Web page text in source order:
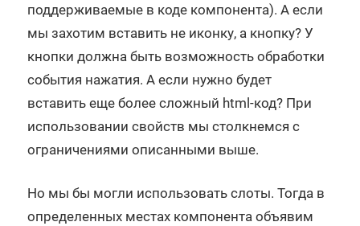
поддерживаемые в коде компонента). А если
мы захотим вставить не иконку, а кнопку? У
кнопки должна быть возможность обработки
события нажатия. А если нужно будет
вставить еще более сложный html-код? При
использовании свойств мы столкнемся с
ограничениями описанными выше.
Но мы бы могли использовать слоты. Тогда в
определенных местах компонента объявим